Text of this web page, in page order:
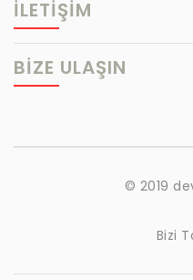
İLETİŞİM
BIZE ULAŞIN
© 2019
Bizi